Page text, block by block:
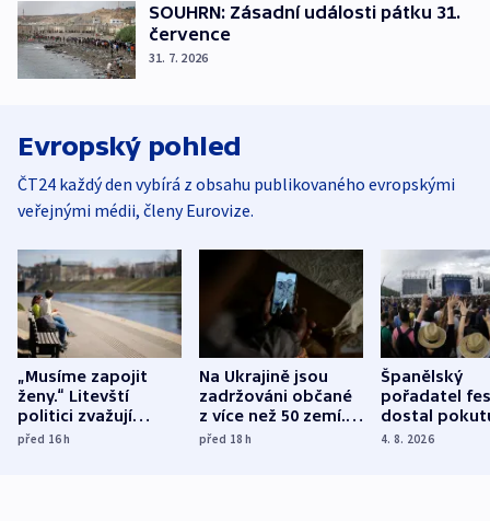
SOUHRN: Zásadní události pátku 31.
července
31. 7. 2026
Evropský pohled
ČT24 každý den vybírá z obsahu publikovaného evropskými
veřejnými médii, členy Eurovize.
„Musíme zapojit
ženy.“ Litevští
politici zvažují
dohodu o
před 16h
Na Ukrajině jsou
zadržováni občané
z více než 50 zemí.
Bojovali na straně
před 18h
Španělský
pořadatel
dostal
nekalé
4. 8. 2026